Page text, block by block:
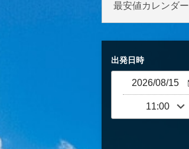
最安値カレンダー
出発日時